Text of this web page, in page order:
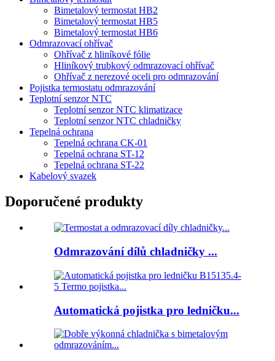
Bimetalový termostat HB2
Bimetalový termostat HB5
Bimetalový termostat HB6
Odmrazovací ohřívač
Ohřívač z hliníkové fólie
Hliníkový trubkový odmrazovací ohřívač
Ohřívač z nerezové oceli pro odmrazování
Pojistka termostatu odmrazování
Teplotní senzor NTC
Teplotní senzor NTC klimatizace
Teplotní senzor NTC chladničky
Tepelná ochrana
Tepelná ochrana CK-01
Tepelná ochrana ST-12
Tepelná ochrana ST-22
Kabelový svazek
Doporučené produkty
Odmrazování dílů chladničky ...
Automatická pojistka pro ledničku...